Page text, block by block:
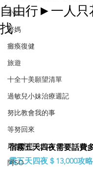
小妹
努媽
癱瘓復健
旅遊
十全十美願望清單
過敏兒小妹治療週記
努比教會我的事
等努回來
用散步想念你
阿SO
自由行►一人只
找
宿霧五天四夜需要話費
霧五天四夜＄13,000攻略